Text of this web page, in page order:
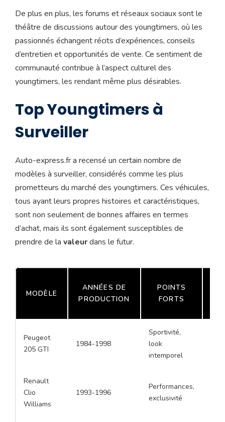
De plus en plus, les forums et réseaux sociaux sont le
théâtre de discussions autour des youngtimers, où les
passionnés échangent récits d’expériences, conseils
d’entretien et opportunités de vente. Ce sentiment de
communauté contribue à l’aspect culturel des
youngtimers, les rendant même plus désirables.
Top Youngtimers à
Surveiller
Auto-express.fr a recensé un certain nombre de
modèles à surveiller, considérés comme les plus
prometteurs du marché des youngtimers. Ces véhicules,
tous ayant leurs propres histoires et caractéristiques,
sont non seulement de bonnes affaires en termes
d’achat, mais ils sont également susceptibles de
prendre de la valeurdans le futur.
MODÈLE
ANNÉES DE
PRODUCTION
POINTS
FORTS
Peugeot
205 GTI
1984-1998
Sportivité,
look
intemporel
Renault
Clio
Williams
1993-1996
Performances,
exclusivité